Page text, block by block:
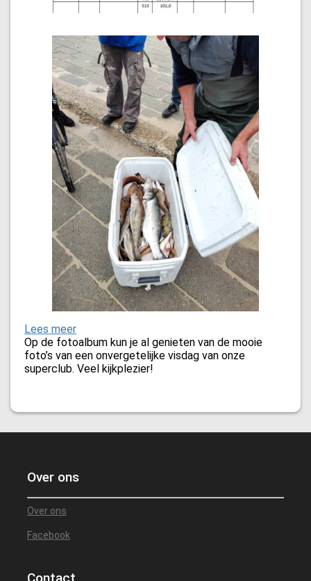
Lees meer:
Uitslag
van
de
clubkampioenschap
oktober
Op de fotoalbum kun je al genieten van de mooie
foto’s van een onvergetelijke visdag van onze
superclub. Veel kijkplezier!
Over ons
Over ons
Facebook